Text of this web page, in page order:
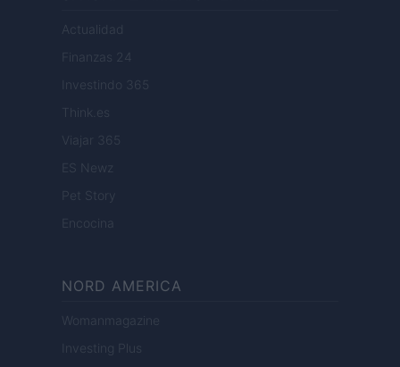
Actualidad
Finanzas 24
Investindo 365
Think.es
Viajar 365
ES Newz
Pet Story
Encocina
NORD AMERICA
Womanmagazine
Investing Plus